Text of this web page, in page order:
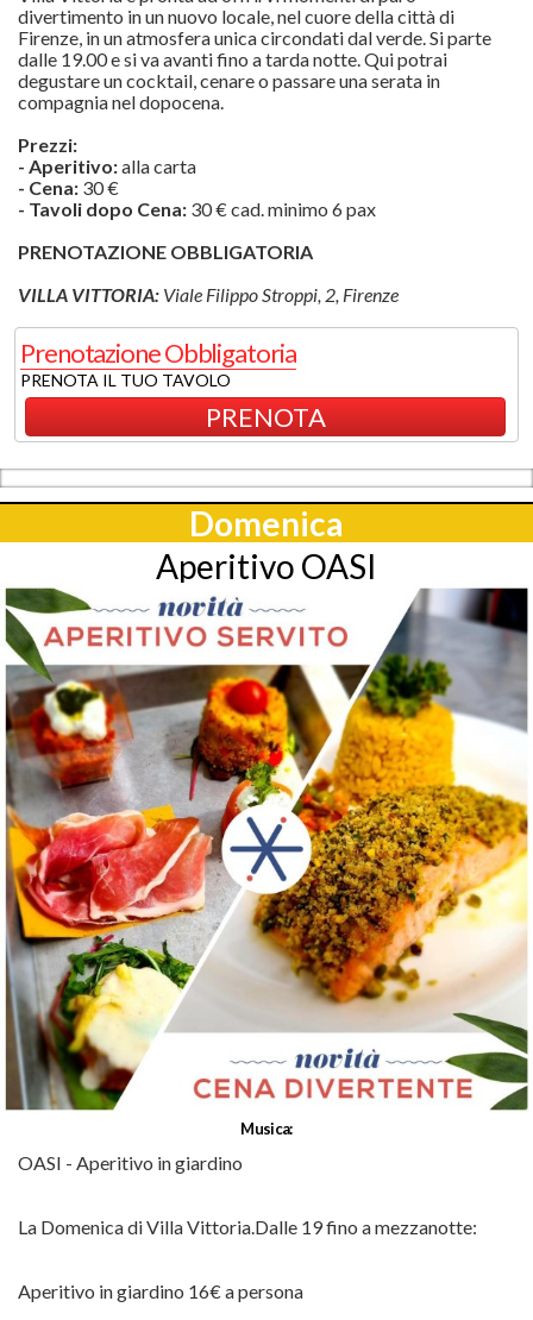
divertimento in un nuovo locale, nel cuore della città di
Firenze, in un atmosfera unica circondati dal verde. Si parte
dalle 19.00 e si va avanti fino a tarda notte. Qui potrai
degustare un cocktail, cenare o passare una serata in
compagnia nel dopocena.
Prezzi:
- Aperitivo:alla carta
- Cena: 30 €
- Tavoli dopo Cena: 30 € cad. minimo 6 pax
PRENOTAZIONE OBBLIGATORIA
VILLA VITTORIA: Viale Filippo Stroppi, 2, Firenze
Prenotazione Obbligatoria
PRENOTA IL TUO TAVOLO
PRENOTA
Domenica
Aperitivo OASI
Musica:
OASI - Aperitivo in giardino
La Domenica di Villa Vittoria.Dalle 19 fino a mezzanotte:
Aperitivo in giardino 16€ a persona